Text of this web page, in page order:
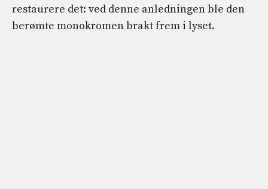
restaurere det: ved denne anledningen ble den
berømte monokromen brakt frem i lyset.